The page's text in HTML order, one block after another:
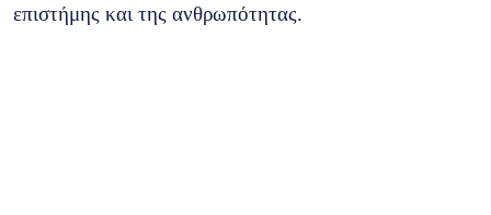
επιστήμης και της ανθρωπότητας.